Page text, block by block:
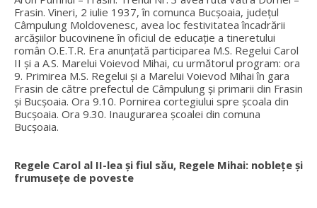
Frasin. Vineri, 2 iulie 1937, în comunca Bucșoaia, județul
Câmpulung Moldovenesc, avea loc festivitatea încadrării
arcășiilor bucovinene în oficiul de educație a tineretului
român O.E.T.R. Era anunțată participarea M.S. Regelui Carol
II și a A.S. Marelui Voievod Mihai, cu următorul program: ora
9. Primirea M.S. Regelui și a Marelui Voievod Mihai în gara
Frasin de către prefectul de Câmpulung și primarii din Frasin
și Bucșoaia. Ora 9.10. Pornirea cortegiului spre școala din
Bucșoaia. Ora 9.30. Inaugurarea școalei din comuna
Bucșoaia.
Regele Carol al II-lea și fiul său, Regele Mihai: noblețe și
frumusețe de poveste